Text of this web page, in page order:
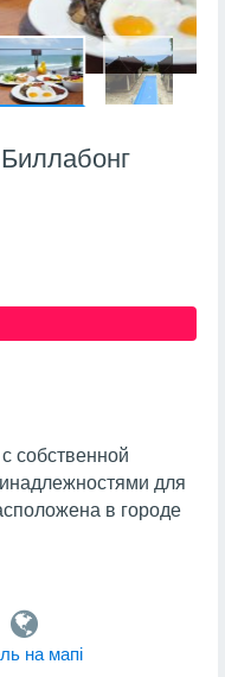
собственной
для
в городе
на мапi